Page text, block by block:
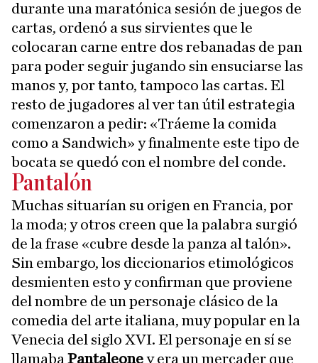
durante una maratónica sesión de juegos de
cartas, ordenó a sus sirvientes que le
colocaran carne entre dos rebanadas de pan
para poder seguir jugando sin ensuciarse las
manos y, por tanto, tampoco las cartas. El
resto de jugadores al ver tan útil estrategia
comenzaron a pedir: «Tráeme la comida
como a Sandwich» y finalmente este tipo de
bocata se quedó con el nombre del conde.
Pantalón
Muchas situarían su origen en Francia, por
la moda; y otros creen que la palabra surgió
de la frase «cubre desde la panza al talón».
Sin embargo, los diccionarios etimológicos
desmienten esto y confirman que proviene
del nombre de un personaje clásico de la
comedia del arte italiana, muy popular en la
Venecia del siglo XVI. El personaje en sí se
llamaba Pantaleoney era un mercader que